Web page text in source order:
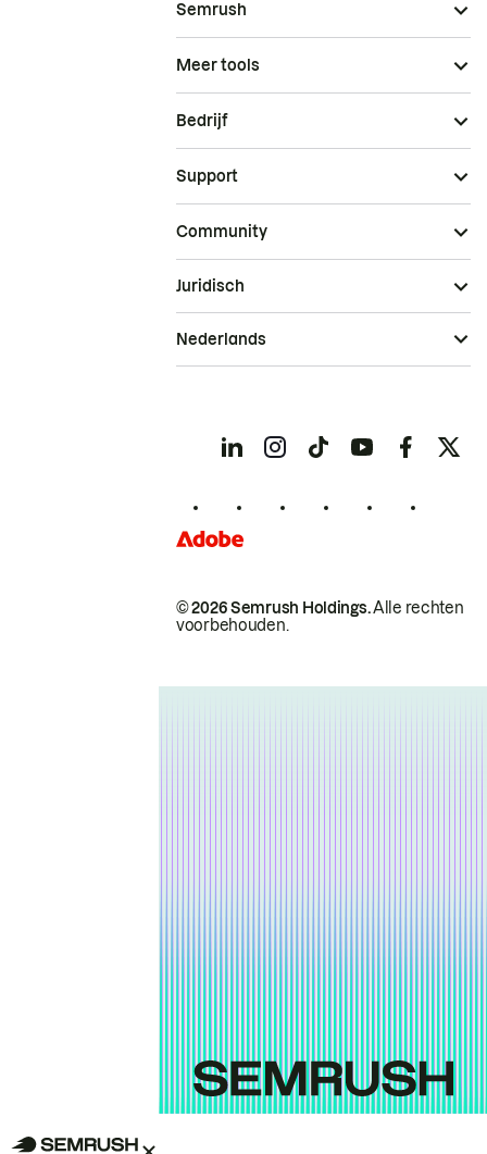
Semrush
Meer tools
Bedrijf
Support
Community
© 2026 Semrush Holdings.Alle rechten
voorbehouden.
Juridisch
Nederlands